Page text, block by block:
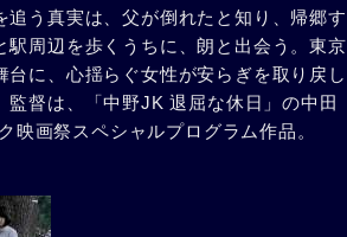
う真実は、父が倒れたと知り、帰郷す
周辺を歩くうちに、朗と出会う。東京
に、心揺らぐ女性が安らぎを取り戻し
督は、「中野JK 退屈な休日」の中田
映画祭スペシャルプログラム作品。